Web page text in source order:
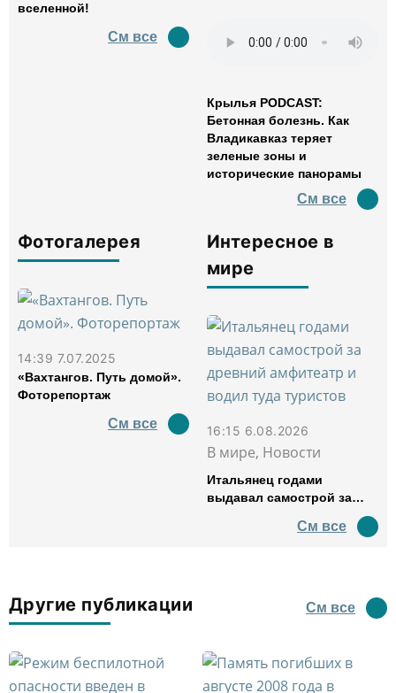
вселенной!
См все
Крылья PODCAST:
Бетонная болезнь. Как
Владикавказ теряет
зеленые зоны и
исторические панорамы
См все
Фотогалерея
14:39 7.07.2025
«Вахтангов. Путь домой».
Фоторепортаж
См все
Интересное в
мире
16:15 6.08.2026
В мире, Новости
Итальянец годами
выдавал самострой за
водил туда туристов
См все
Другие публикации См все